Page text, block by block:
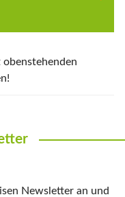
obenstehenden
Newsletter an und